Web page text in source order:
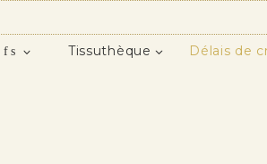
Tissuthèque Délais de